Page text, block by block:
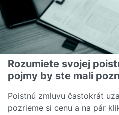
Rozumiete svojej
pojmy by ste mali
Poistnú zmluvu častokrát
pozrieme si cenu a na pár